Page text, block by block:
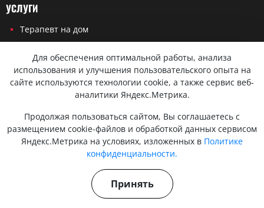
УСЛУГИ
Терапевт на дом
Невролог на дом
Эндокринолог на дом
Хирург на дом
Травматолог на дом
Политика конфиденциальности
Согласие на обработку персональных данных
Для обеспечения оптимальной работы, анализа
использования и улучшения пользовательского опыта на
сайте используются технологии cookie, а также сервис веб-
аналитики Яндекс.Метрика.
Продолжая пользоваться сайтом, Вы соглашаетесь с
размещением cookie-файлов и обработкой данных сервисом
Яндекс.Метрика на условиях, изложенных в Политике
конфиденциальности.
Принять